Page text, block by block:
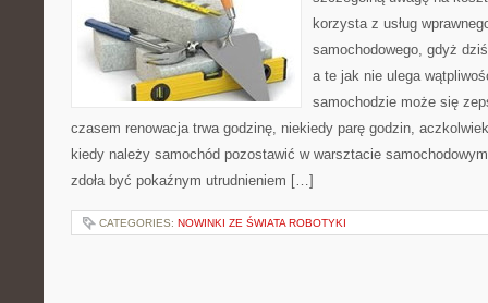
korzysta z usług
samochodowego, gdyż
a te jak nie ulega
samochodzie może się
czasem renowacja trwa godzinę, niekiedy parę godzin,
kiedy należy samochód pozostawić w warsztacie
zdoła być pokaźnym utrudnieniem […]
CATEGORIES: NOWINKI ZE ŚWIATA ROBOTYKI